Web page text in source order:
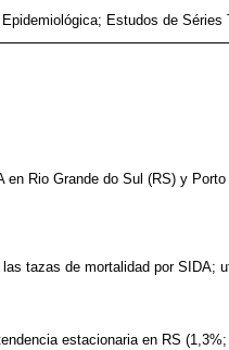
Estudos de Séries
Rio Grande do Sul (RS) y
tazas de mortalidad por SIDA;
estacionaria en RS